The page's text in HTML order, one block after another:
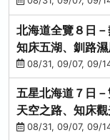
北海道全覽８日
知床五湖、釧路
爺花火、螃蟹懷石
08/31, 09/07, 09/
五星北海道７日－
天空之路、知床
冰硝子館DIY玻璃
08/31, 09/07, 09/